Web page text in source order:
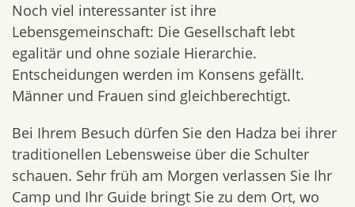
Noch viel interessanter ist ihre
Lebensgemeinschaft: Die Gesellschaft lebt
egalitär und ohne soziale Hierarchie.
Entscheidungen werden im Konsens gefällt.
Männer und Frauen sind gleichberechtigt.
Bei Ihrem Besuch dürfen Sie den Hadza bei ihrer
traditionellen Lebensweise über die Schulter
schauen. Sehr früh am Morgen verlassen Sie Ihr
Camp und Ihr Guide bringt Sie zu dem Ort, wo